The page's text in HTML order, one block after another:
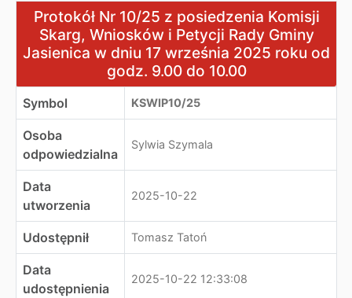
Protokół Nr 10/25 z posiedzenia Komisji Skarg,
Protokół Nr 10/25 z posiedzenia Komisji
Skarg, Wniosków i Petycji Rady Gminy
Jasienica w dniu 17 września 2025 roku od
godz. 9.00 do 10.00
Symbol KSWIP10/25
Osoba
odpowiedzialna
Sylwia Szymala
Data
utworzenia
2025-10-22
Udostępnił Tomasz Tatoń
Data
udostępnienia
2025-10-22 12:33:08